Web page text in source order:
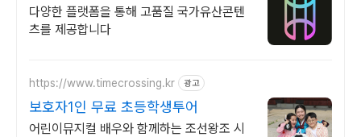
세계유산 영상
다양한 플랫폼을 통해 고품질 국가유산콘텐
츠를 제공합니다
https://www.timecrossing.kr 광고
보호자1인 무료 초등학생투어
어린이뮤지컬 배우와 함께하는 조선왕조 시